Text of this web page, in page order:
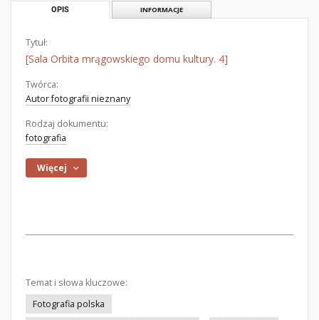
OPIS INFORMACJE
Tytuł:
[Sala Orbita mrągowskiego domu kultury. 4]
Twórca:
Autor fotografii nieznany
Rodzaj dokumentu:
fotografia
Więcej
Temat i słowa kluczowe:
Fotografia polska